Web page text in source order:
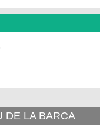
DE LA BARCA